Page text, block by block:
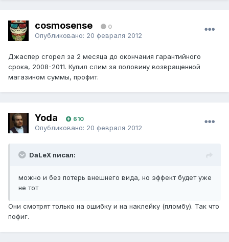
cosmosense 0
Опубликовано: 20 февраля 2012
Джаспер сгорел за 2 месяца до окончания гарантийного
срока, 2008-2011. Купил слим за половину возвращенной
магазином суммы, профит.
Yoda 610
Опубликовано: 20 февраля 2012
DaLeX писал:
можно и без потерь внешнего вида, но эффект будет уже
не тот
Они смотрят только на ошибку и на наклейку (пломбу). Так что
пофиг.